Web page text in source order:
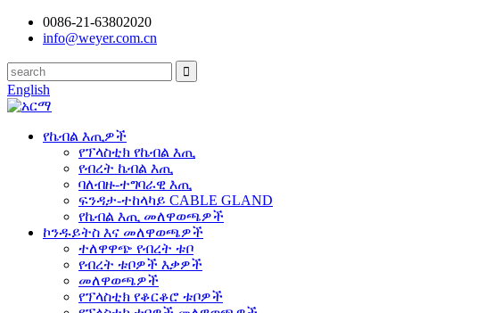
0086-21-63802020
info@weyer.com.cn
English
የኬብል እጢዎች
የፕላስቲክ የኬብል እጢ
የብረት ኬብል እጢ
ባለብዙ-ተግባራዊ እጢ
ፍንዳታ-ተከላካይ CABLE GLAND
የኬብል እጢ መለዋወጫዎች
ኮንዱይትስ እና መለዋወጫዎች
ተለዋዋጭ የብረት ቱቦ
የብረት ቱቦዎች እቃዎች
መለዋወጫዎች
የፕላስቲክ የቆርቆሮ ቱቦዎች